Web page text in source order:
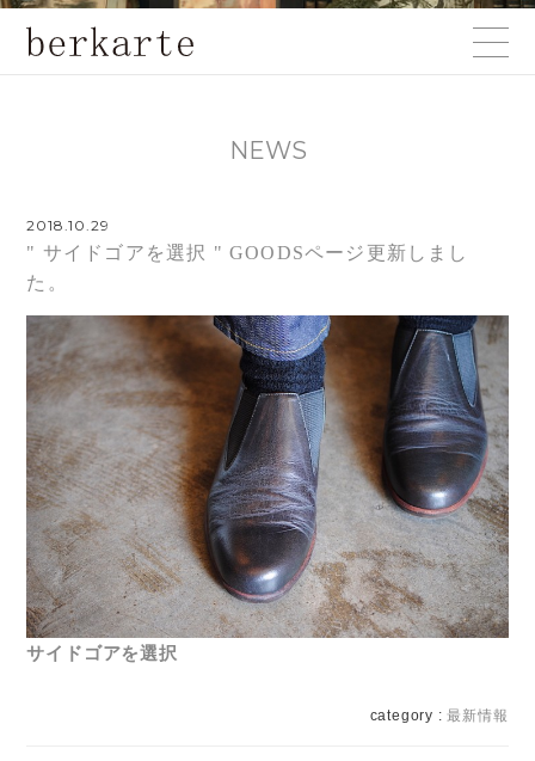
NEWS
2018.10.29
" サイドゴアを選択 " GOODSページ更新しまし
た。
サイドゴアを選択
category :最新情報